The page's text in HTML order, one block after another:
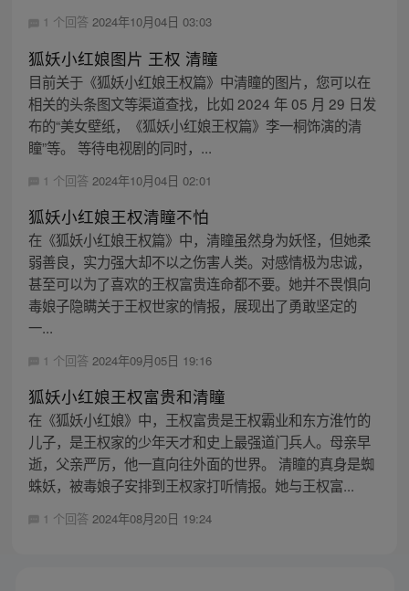
1 个回答 2024年10月04日 03:03
狐妖小红娘图片 王权 清瞳
目前关于《狐妖小红娘王权篇》中清瞳的图片，您可以在
相关的头条图文等渠道查找，比如 2024 年 05 月 29 日发
布的“美女壁纸，《狐妖小红娘王权篇》李一桐饰演的清
瞳”等。 等待电视剧的同时，...
1 个回答 2024年10月04日 02:01
狐妖小红娘王权清瞳不怕
在《狐妖小红娘王权篇》中，清瞳虽然身为妖怪，但她柔
弱善良，实力强大却不以之伤害人类。对感情极为忠诚，
甚至可以为了喜欢的王权富贵连命都不要。她并不畏惧向
毒娘子隐瞒关于王权世家的情报，展现出了勇敢坚定的
一...
1 个回答 2024年09月05日 19:16
狐妖小红娘王权富贵和清瞳
在《狐妖小红娘》中，王权富贵是王权霸业和东方淮竹的
儿子，是王权家的少年天才和史上最强道门兵人。母亲早
逝，父亲严厉，他一直向往外面的世界。 清瞳的真身是蜘
蛛妖，被毒娘子安排到王权家打听情报。她与王权富...
1 个回答 2024年08月20日 19:24